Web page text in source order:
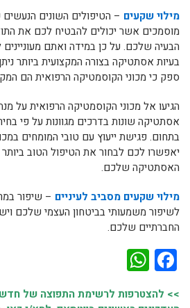
מילוי שקעים – הטיפולים השונים
מוסמכים אשר יכולים להבטיח לכם את
הבעיה שלכם. על כן במידה ואתם
בעיות אסתטיקה בצורה המקצועית ביותר
ספק כי מכוני הקוסמטיקה הרפואית הם
הגיעו אל מכוני הקוסמטיקה הרפואית על
אסתטיקה שונות בדרכים מגוונות על פי
בתחום. פגישת ייעוץ עם טובי המומחים
יאפשרו לכם לבחור את הטיפול הטוב
האסתטיקה שלכם.
מילוי שקעים מסביב לעיניים – שיפור
לשיפור משמעותי בביטחון העצמי שלכם
החברתיים שלכם.
Facebook
>> להצטרפות לרשימת התפוצה של